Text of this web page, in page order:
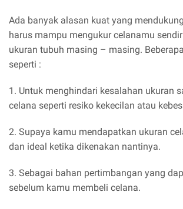
Ada banyak alasan kuat yang
harus mampu mengukur celanamu
ukuran tubuh masing – masing.
seperti :
1. Untuk menghindari kesalahan ukuran
celana seperti resiko kekecilan atau
2. Supaya kamu mendapatkan ukuran
dan ideal ketika dikenakan nantinya.
3. Sebagai bahan pertimbangan yang
sebelum kamu membeli celana.